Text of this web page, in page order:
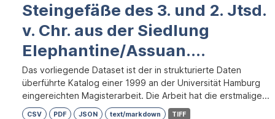
Steingefäße des 3. und 2. Jtsd.
v. Chr. aus der Siedlung
Elephantine/Assuan....
Das vorliegende Dataset ist der in strukturierte Daten
überführte Katalog einer 1999 an der Universität Hamburg
eingereichten Magisterarbeit. Die Arbeit hat die erstmalige...
CSV PDF JSON text/markdown TIFF